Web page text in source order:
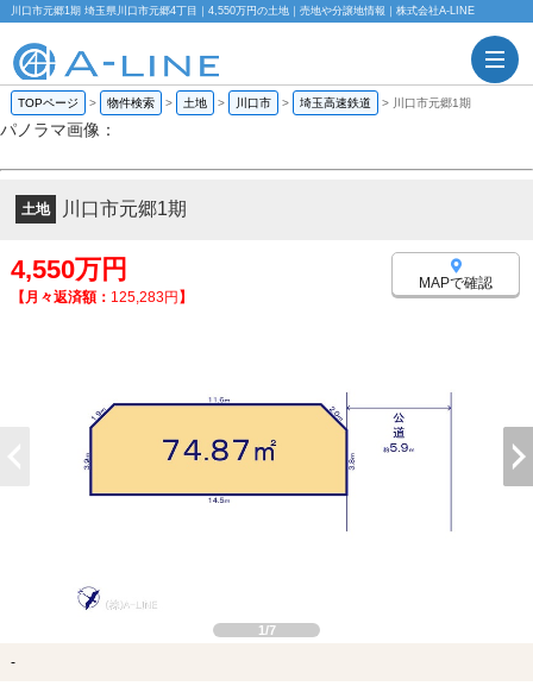
川口市元郷1期 埼玉県川口市元郷4丁目｜4,550万円の土地｜売地や分譲地情報｜株式会社A-LINE
TOPページ > 物件検索 > 土地 > 川口市 > 埼玉高速鉄道 > 川口市元郷1期
パノラマ画像：
土地 川口市元郷1期
4,550万円
【月々返済額： 125,283円】
MAPで確認
1/7
-